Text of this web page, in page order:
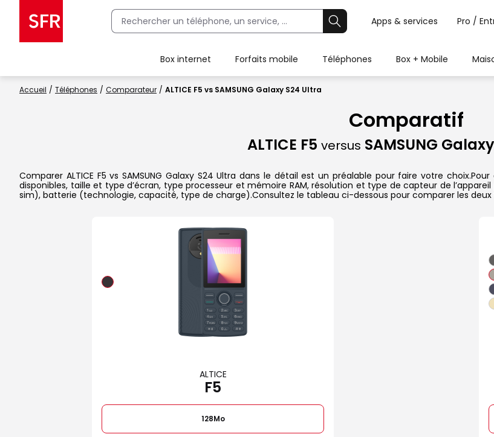
Apps & services Pro /
Box internet Forfaits mobile Téléphones Box + Mobile
Accueil Téléphones Comparateur ALTICE F5 vs SAMSUNG Galaxy S24 Ultra
Comparatif
ALTICE F5 versus SAMSUNG
Comparer ALTICE F5 vs SAMSUNG Galaxy S24 Ultra dans le détail est un préalable pour faire votre
disponibles, taille et type d’écran, type processeur et mémoire RAM, résolution et type de capteur de
sim), batterie (technologie, capacité, type de charge).Consultez le tableau ci-dessous pour comparer les deux
ALTICE
F5
128Mo